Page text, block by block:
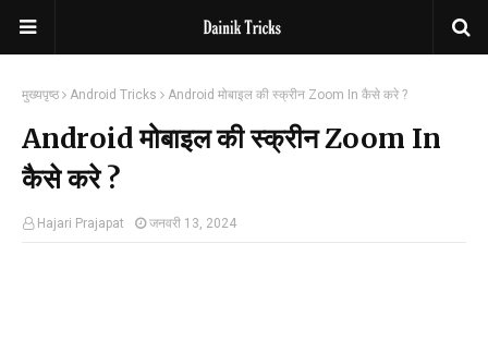
मुख्यपृष्ठ Android Tricks Android मोबाइल की स्क्रीन Zoom In कैसे करे ?
Android मोबाइल की स्क्रीन Zoom In
कैसे करे ?
Hajari Prajapat जनवरी 13, 2024